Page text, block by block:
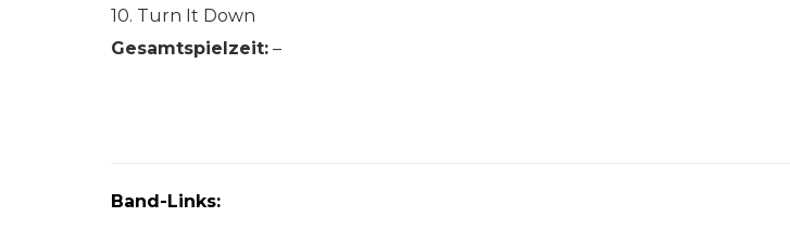
10. Turn It Down
Gesamtspielzeit: –
Band-Links: